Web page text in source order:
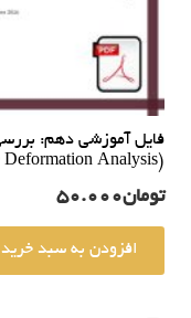
فایل آموزشی دهم:
(Large Deformation Analysis)
تومان50.000
افزودن به سبد خرید